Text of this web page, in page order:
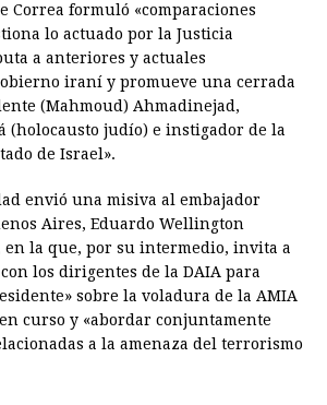
Correa formuló «comparaciones
lo actuado por la Justicia
a anteriores y actuales
iraní y promueve una cerrada
(Mahmoud) Ahmadinejad,
(holocausto judío) e instigador de la
de Israel».
envió una misiva al embajador
Aires, Eduardo Wellington
en la que, por su intermedio, invita a
los dirigentes de la DAIA para
sobre la voladura de la AMIA
curso y «abordar conjuntamente
a la amenaza del terrorismo